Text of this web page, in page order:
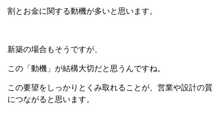
割とお金に関する動機が多いと思います。
新築の場合もそうですが、
この「動機」が結構大切だと思うんですね。
この要望をしっかりとくみ取れることが、営業や設計の質
につながると思います。